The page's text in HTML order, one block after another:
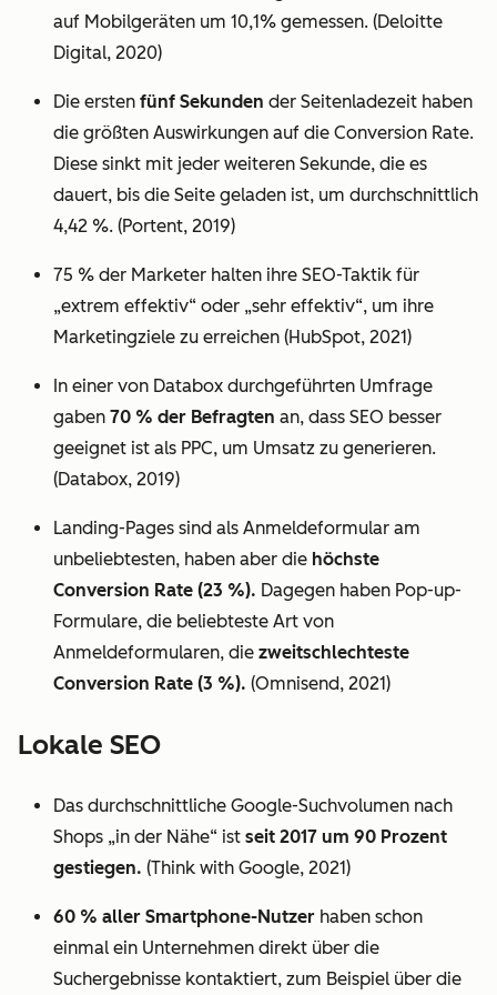
auf Mobilgeräten um 10,1% gemessen. (Deloitte
Digital, 2020)
Die ersten fünf Sekunden der Seitenladezeit haben
die größten Auswirkungen auf die Conversion Rate.
Diese sinkt mit jeder weiteren Sekunde, die es
dauert, bis die Seite geladen ist, um durchschnittlich
4,42 %. (Portent, 2019)
75 % der Marketer halten ihre SEO-Taktik für
„extrem effektiv“ oder „sehr effektiv“, um ihre
Marketingziele zu erreichen (HubSpot, 2021)
In einer von Databox durchgeführten Umfrage
gaben 70 % der Befragten an, dass SEO besser
geeignet ist als PPC, um Umsatz zu generieren.
(Databox, 2019)
Landing-Pages sind als Anmeldeformular am
unbeliebtesten, haben aber die höchste
Conversion Rate (23 %). Dagegen haben Pop-up-
Formulare, die beliebteste Art von
Anmeldeformularen, die zweitschlechteste
Conversion Rate (3 %). (Omnisend, 2021)
Lokale SEO
Das durchschnittliche Google-Suchvolumen nach
Shops „in der Nähe“ ist seit 2017 um 90 Prozent
gestiegen. (Think with Google, 2021)
60 % aller Smartphone-Nutzer haben schon
einmal ein Unternehmen direkt über die
Suchergebnisse kontaktiert, zum Beispiel über die